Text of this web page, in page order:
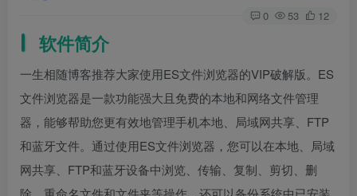
0 53 12
软件简介
一生相随博客推荐大家使用ES文件浏览器的VIP破解版。ES
文件浏览器是一款功能强大且免费的本地和网络文件管理
器，能够帮助您更有效地管理手机本地、局域网共享、FTP
和蓝牙文件。通过使用ES文件浏览器，您可以在本地、局域
网共享、FTP和蓝牙设备中浏览、传输、复制、剪切、删